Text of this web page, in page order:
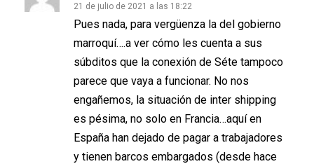
21 de julio de 2021 a las 18:22
Pues nada, para vergüenza la del gobierno
marroquí….a ver cómo les cuenta a sus
súbditos que la conexión de Séte tampoco
parece que vaya a funcionar. No nos
engañemos, la situación de inter shipping
es pésima, no solo en Francia…aquí en
España han dejado de pagar a trabajadores
y tienen barcos embargados (desde hace